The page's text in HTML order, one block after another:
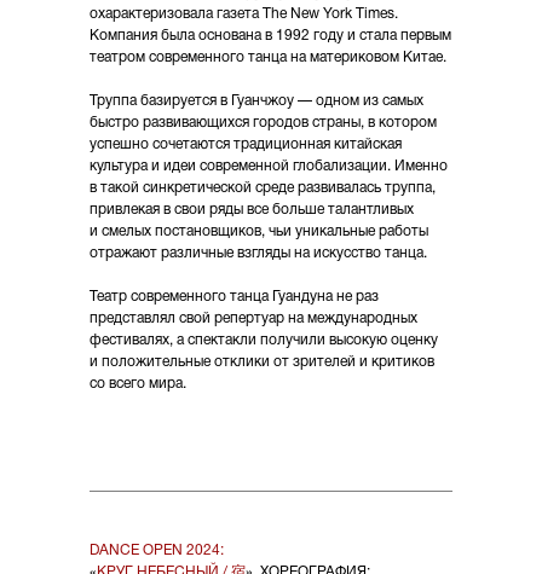
охарактеризовала газета The New York Times.
Компания была основана в 1992 году и стала первым
театром современного танца на материковом Китае.
Труппа базируется в Гуанчжоу — одном из самых
быстро развивающихся городов страны, в котором
успешно сочетаются традиционная китайская
культура и идеи современной глобализации. Именно
в такой синкретической среде развивалась труппа,
привлекая в свои ряды все больше талантливых
и смелых постановщиков, чьи уникальные работы
отражают различные взгляды на искусство танца.
Театр современного танца Гуандуна не раз
представлял свой репертуар на международных
фестивалях, а спектакли получили высокую оценку
и положительные отклики от зрителей и критиков
со всего мира.
DANCE OPEN 2024: